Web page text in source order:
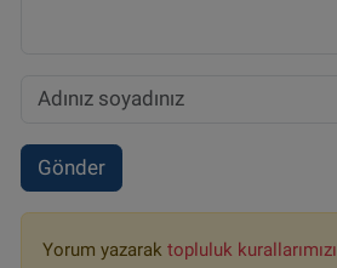
Gönder
Yorum yazarak topluluk kurallarımızı